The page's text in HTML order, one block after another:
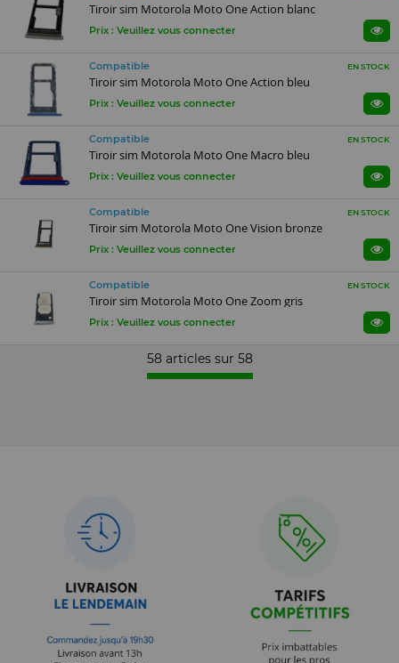
Tiroir sim Motorola Moto One Action blanc
Prix : Veuillez vous connecter
Compatible EN STOCK
Tiroir sim Motorola Moto One Action bleu
Prix : Veuillez vous connecter
Compatible EN STOCK
Tiroir sim Motorola Moto One Macro bleu
Prix : Veuillez vous connecter
Compatible EN STOCK
Tiroir sim Motorola Moto One Vision bronze
Prix : Veuillez vous connecter
Compatible EN STOCK
Tiroir sim Motorola Moto One Zoom gris
Prix : Veuillez vous connecter
58 articles sur 58